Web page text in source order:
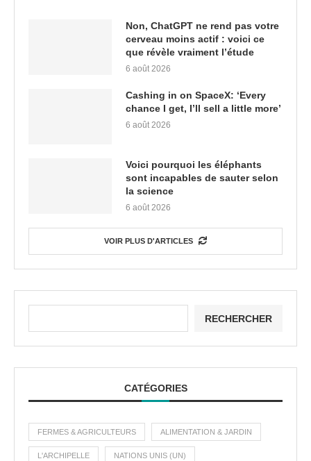
Non, ChatGPT ne rend pas votre
cerveau moins actif : voici ce
que révèle vraiment l’étude
6 août 2026
Cashing in on SpaceX: ‘Every
chance I get, I’ll sell a little more’
6 août 2026
Voici pourquoi les éléphants
sont incapables de sauter selon
la science
6 août 2026
VOIR PLUS D'ARTICLES
RECHERCHER
CATÉGORIES
FERMES & AGRICULTEURS ALIMENTATION & JARDIN
L'ARCHIPELLE NATIONS UNIS (UN)